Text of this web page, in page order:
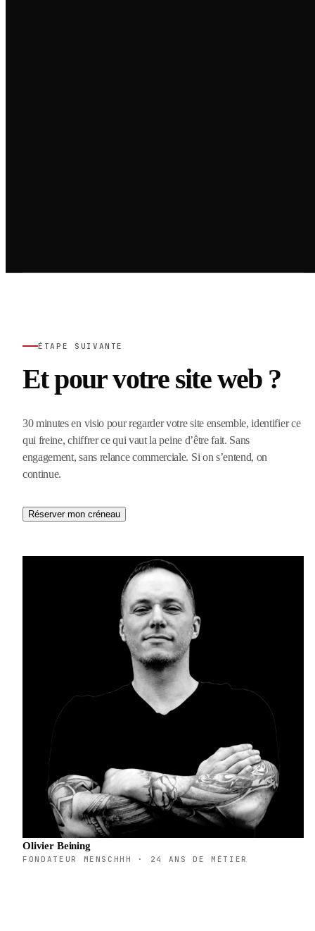
ÉTAPE SUIVANTE
Et pour votre site web ?
30 minutes en visio pour regarder votre site ensemble, identifier ce
qui freine, chiffrer ce qui vaut la peine d’être fait. Sans
engagement, sans relance commerciale. Si on s’entend, on
continue.
Réserver mon créneau
Olivier Beining
FONDATEUR MENSCHHH · 24 ANS DE MÉTIER